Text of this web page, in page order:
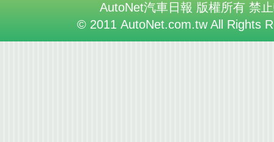
AutoNet汽車日報 版權所有 禁
© 2011 AutoNet.com.tw All Rights